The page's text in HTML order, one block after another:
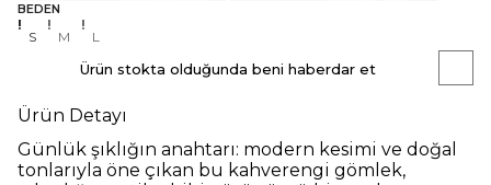
BEDEN
S M L
Ürün stokta olduğunda beni haberdar et
Ürün Detayı
Günlük şıklığın anahtarı: modern kesimi ve doğal
tonlarıyla öne çıkan bu kahverengi gömlek,